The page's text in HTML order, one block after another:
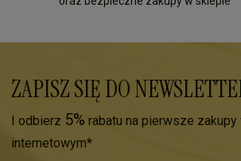
ZAPISZ SIĘ DO
I odbierz 5% rabatu na pierwsze
internetowym*